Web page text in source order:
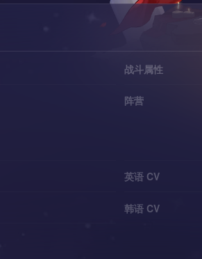
战斗属性
阵营
英语 CV
韩语 CV